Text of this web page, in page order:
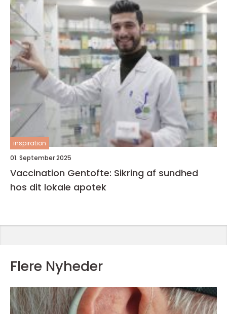
inspiration
01. September 2025
Vaccination Gentofte: Sikring af sundhed
hos dit lokale apotek
Flere Nyheder